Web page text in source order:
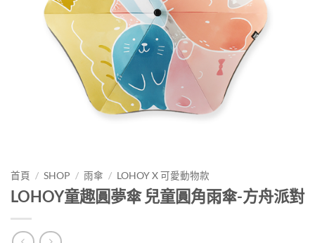
首頁 / SHOP / 雨傘 / LOHOY X 可愛動物款
LOHOY童趣圓夢傘 兒童圓角雨傘-方舟派對